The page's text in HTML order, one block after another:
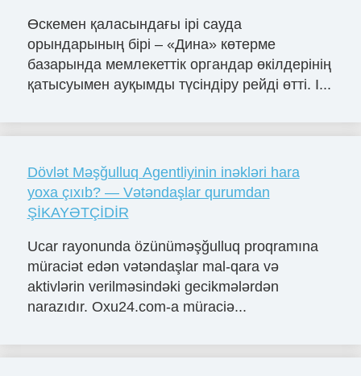
Өскемен қаласындағы ірі сауда
орындарының бірі – «Дина» көтерме
базарында мемлекеттік органдар өкілдерінің
қатысуымен ауқымды түсіндіру рейді өтті. І...
Dövlət Məşğulluq Agentliyinin inəkləri hara
yoxa çıxıb? — Vətəndaşlar qurumdan
ŞİKAYƏTÇİDİR
Ucar rayonunda özünüməşğulluq proqramına
müraciət edən vətəndaşlar mal-qara və
aktivlərin verilməsindəki gecikmələrdən
narazıdır. Oxu24.com-a müraciə...